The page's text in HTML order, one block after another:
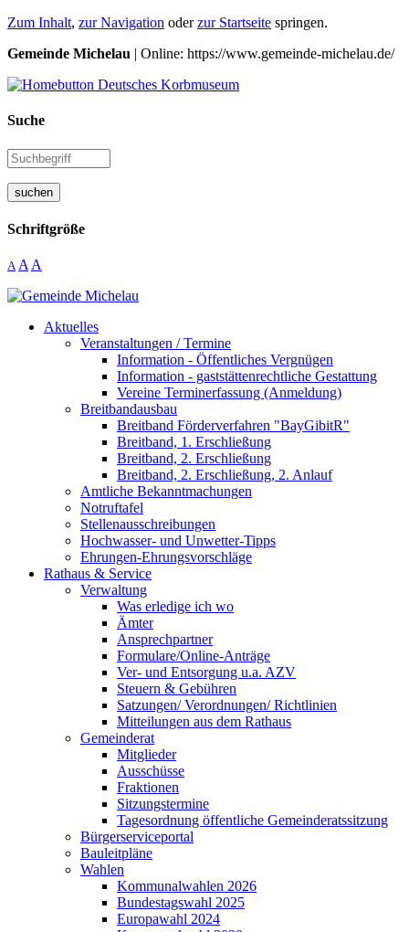
Zum Inhalt, zur Navigation oderzur Startseite springen.
Gemeinde Michelau | Online: https://www.gemeinde-michelau.de/
Suche
suchen
Schriftgröße
A A A
Aktuelles
Veranstaltungen / Termine
Information - Öffentliches Vergnügen
Information - gaststättenrechtliche Gestattung
Vereine Terminerfassung (Anmeldung)
Breitbandausbau
Breitband Förderverfahren "BayGibitR"
Breitband, 1. Erschließung
Breitband, 2. Erschließung
Breitband, 2. Erschließung, 2. Anlauf
Amtliche Bekanntmachungen
Notruftafel
Stellenausschreibungen
Hochwasser- und Unwetter-Tipps
Ehrungen-Ehrungsvorschläge
Rathaus & Service
Verwaltung
Was erledige ich wo
Ämter
Ansprechpartner
Formulare/Online-Anträge
Ver- und Entsorgung u.a. AZV
Steuern & Gebühren
Satzungen/ Verordnungen/ Richtlinien
Mitteilungen aus dem Rathaus
Gemeinderat
Mitglieder
Ausschüsse
Fraktionen
Sitzungstermine
Tagesordnung öffentliche Gemeinderatssitzung
Bürgerserviceportal
Bauleitpläne
Wahlen
Kommunalwahlen 2026
Bundestagswahl 2025
Europawahl 2024